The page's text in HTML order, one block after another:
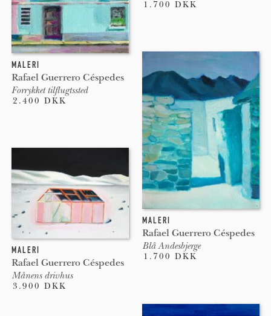
1.700 DKK
MALERI
Rafael Guerrero Céspedes
Forrykket tilflugtssted
2.400 DKK
MALERI
Rafael Guerrero Céspedes
Blå Andesbjerge
1.700 DKK
MALERI
Rafael Guerrero Céspedes
Månens drivhus
3.900 DKK